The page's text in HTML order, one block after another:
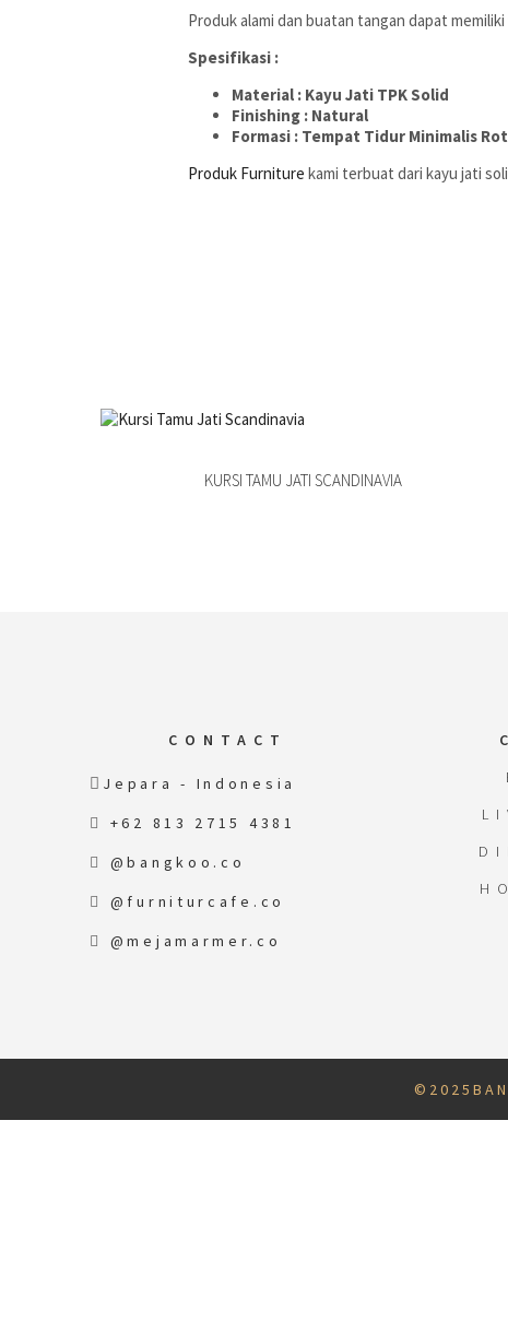
Produk alami dan buatan tangan dapat
Spesifikasi :
Material : Kayu Jati TPK Solid
Finishing : Natural
Formasi : Tempat Tidur Minimalis
Produk Furniture kami terbuat dari kayu jati
KURSI TAMU JATI SCANDINAVIA
CONTACT
Jepara - Indonesia
+62 813 2715 4381
@bangkoo.co
@furniturcafe.co
@mejamarmer.co
© 2 0 2 5 B A N